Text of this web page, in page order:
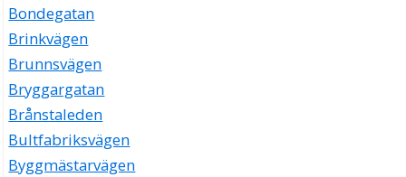
Bondegatan
Brinkvägen
Brunnsvägen
Bryggargatan
Brånstaleden
Bultfabriksvägen
Byggmästarvägen